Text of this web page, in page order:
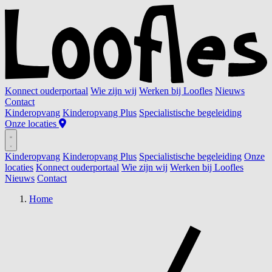
Konnect ouderportaal Wie zijn wij Werken bij Loofles Nieuws
Contact
Kinderopvang Kinderopvang Plus Specialistische begeleiding
Onze locaties
Kinderopvang Kinderopvang Plus Specialistische begeleiding Onze
locaties Konnect ouderportaal Wie zijn wij Werken bij Loofles
Nieuws Contact
Home